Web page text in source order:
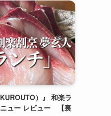
）』 和楽ラ
ュー レビュー 【裏